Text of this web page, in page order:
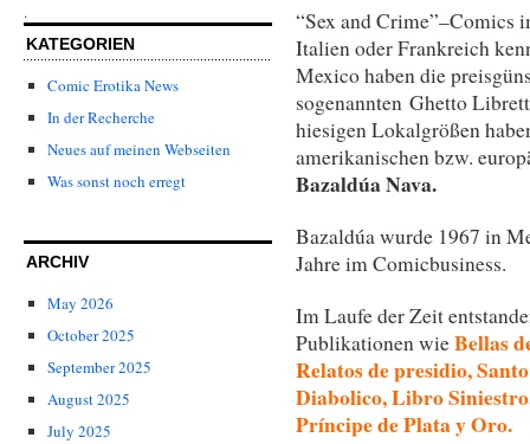
.
KATEGORIEN
Comic Erotika News
In der Recherche
Neues auf meinen Webseiten
Was sonst noch erregt
ARCHIV
May 2026
October 2025
September 2025
August 2025
July 2025
“Sex and Crime”–Comics
Italien oder Frankreich
Mexico haben die
sogenannten Ghetto
hiesigen Lokalgrößen
amerikanischen bzw.
Bazaldúa Nava.
Bazaldúa wurde 1967 in
Jahre im Comicbusiness.
Im Laufe der Zeit
Publikationen wieBellas
Relatos de presidio,
Diabolico, Libro
Príncipe de Plata y Oro.